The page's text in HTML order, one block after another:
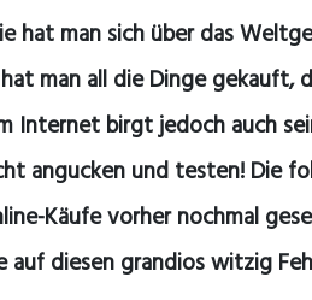
hat man sich über das
man all die Dinge gekauft,
Internet birgt jedoch auch
angucken und testen! Die
Käufe vorher nochmal
auf diesen grandios witzig